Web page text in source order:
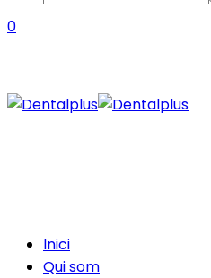
0
Inici
Qui som